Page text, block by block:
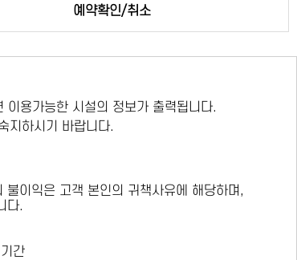
예약확인/취소
이용가능한 시설의 정보가 출력됩니다.
지하시기 바랍니다.
이익은 고객 본인의 귀책사유에 해당하며,
다.
간